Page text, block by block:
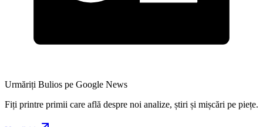
Urmăriți Bulios pe Google News
Fiți printre primii care află despre noi analize, știri și mișcări pe piețe.